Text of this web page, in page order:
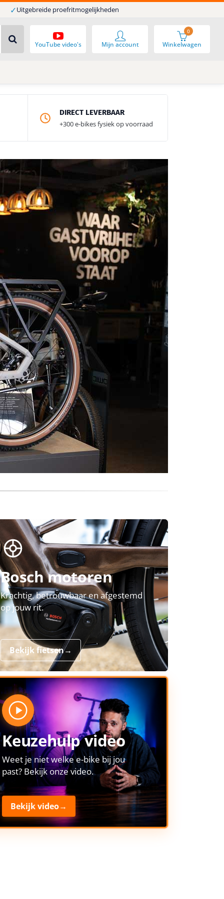
✓Uitgebreide proefritmogelijkheden
YouTube video's Winkelwagen
0
Mijn account
DIRECT LEVERBAAR
+300 e-bikes fysiek op voorraad
Bosch motoren
Krachtig, betrouwbaar en afgestemd
op jouw rit.
Bekijk fietsen→
Keuzehulp video
Weet je niet welke e-bike bij jou
past? Bekijk onze video.
Bekijk video→